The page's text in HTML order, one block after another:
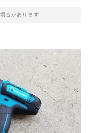
合があります